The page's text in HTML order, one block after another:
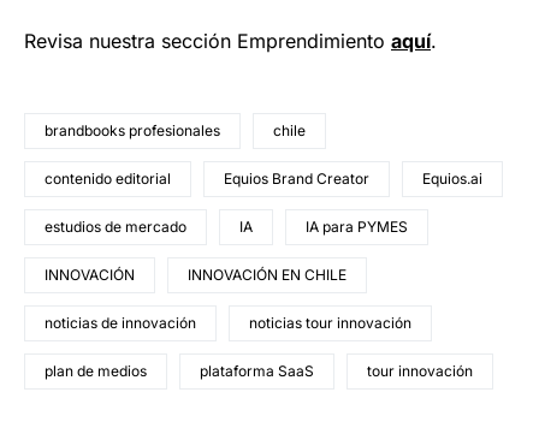
Revisa nuestra sección Emprendimiento aquí.
brandbooks profesionales chile
contenido editorial Equios Brand Creator Equios.ai
estudios de mercado IA IA para PYMES
INNOVACIÓN INNOVACIÓN EN CHILE
noticias de innovación noticias tour innovación
plan de medios plataforma SaaS tour innovación